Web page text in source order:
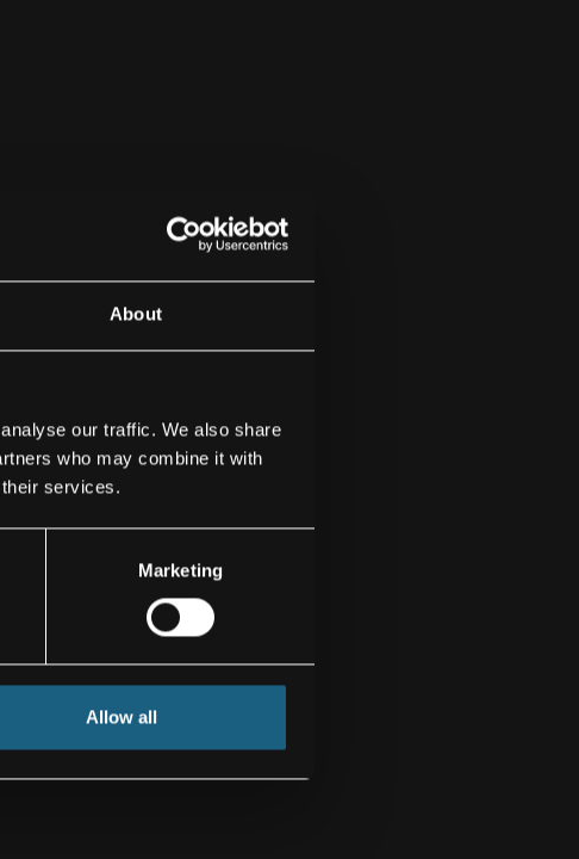
About
our traffic. We also share
who may combine it with
services.
Marketing
Allow all